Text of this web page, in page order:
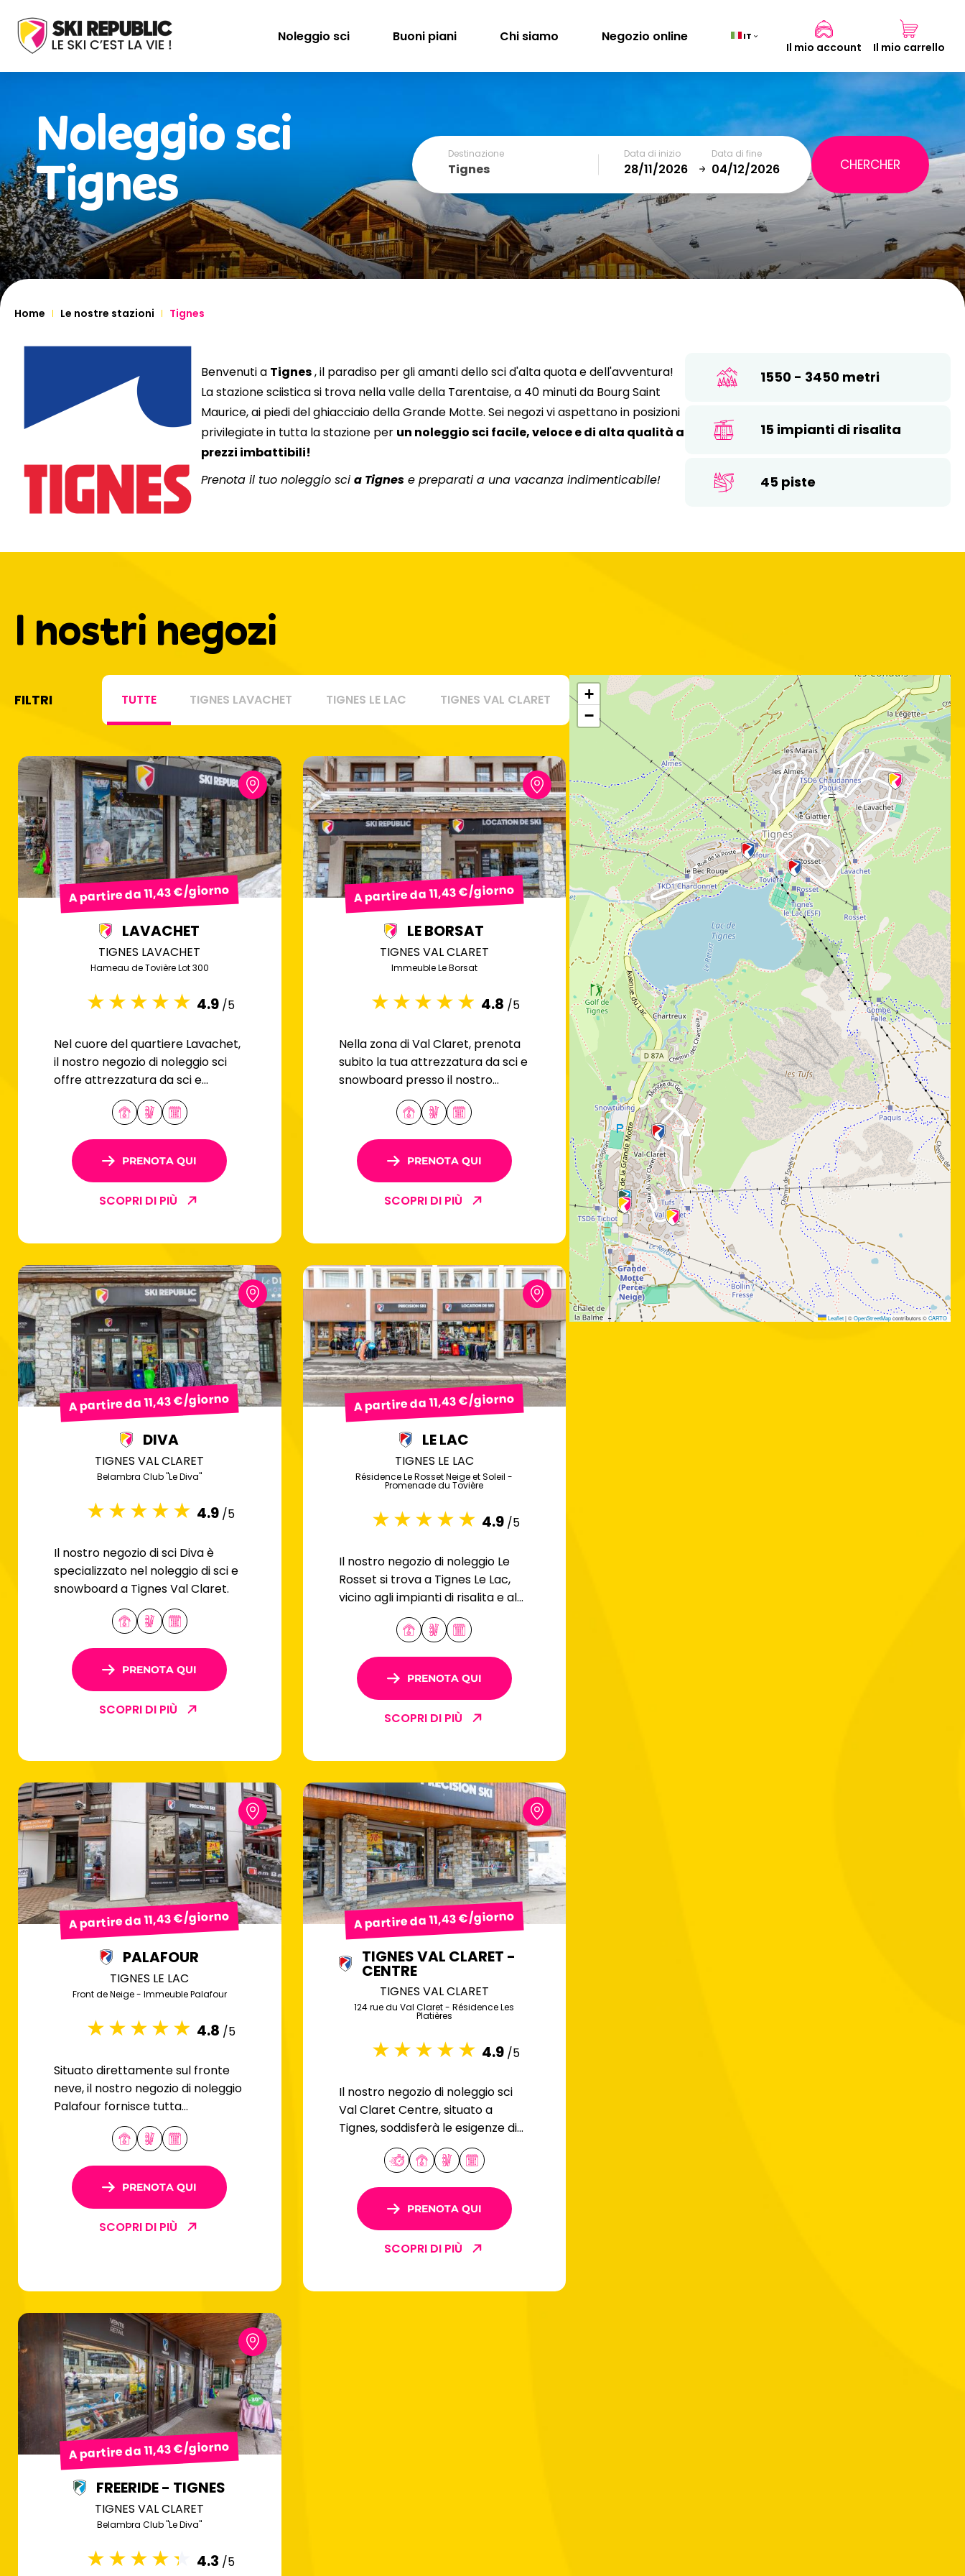
Noleggio sci Buoni piani Chi siamo Negozio online IT
Il mio account Il mio carrello
Carrello (0)
TOTALE 0,00 €
VISUALIZZA IL CARRELLO
Noleggio sci
Tignes Destinazione
Tignes
Data di inizio Data di fine
December January
MON TUE WED FRI SAT MON TUE FRI
1 2 3 4 5
6 7 8 9 10 11 12
27 28 29 30 31
3 4 5 6 7 8 9
25 27 28 29 30
Home Le nostre stazioni Tignes
Benvenuti a Tignes, il paradiso per gli amanti dello sci d'alta quota e dell'avventura!
La stazione sciistica si trova nella valle della Tarentaise, a 40 minuti da Bourg Saint
Maurice, ai piedi del ghiacciaio della Grande Motte. Sei negozi vi aspettano in posizioni
privilegiate in tutta la stazione per un noleggio sci facile, veloce e di alta qualità a
prezzi imbattibili!
Prenota il tuo noleggio sci a Tignes e preparati a una vacanza indimenticabile!
1550 - 3450 metri
15 impianti di risalita
45 piste
I nostri negozi
FILTRI TUTTE TIGNES LAVACHET TIGNES LE LAC TIGNES VAL CLARET
A partire da 11,43 €/giorno
LAVACHET
TIGNES LAVACHET
Hameau de Tovière Lot 300
4.9 /5
Nel cuore del quartiere Lavachet,
il nostro negozio di noleggio sci
offre attrezzatura da sci e
snowboard per tutti i livelli.
PRENOTA QUI
SCOPRI DI PIÙ
A partire da 11,43 €/giorno
LE BORSAT
TIGNES VAL CLARET
Immeuble Le Borsat
4.8 /5
Nella zona di Val Claret, prenota
subito la tua attrezzatura da sci e
snowboard presso il nostro
negozio di noleggio a Le Borsat.
PRENOTA QUI
SCOPRI DI PIÙ
A partire da 11,43 €/giorno
DIVA
TIGNES VAL CLARET
Belambra Club "Le Diva"
4.9 /5
Il nostro negozio di sci Diva è
specializzato nel noleggio di sci e
snowboard a Tignes Val Claret.
PRENOTA QUI
SCOPRI DI PIÙ
A partire da 11,43 €/giorno
LE LAC
TIGNES LE LAC
Résidence Le Rosset Neige et Soleil -
Promenade du Tovière
4.9 /5
Il nostro negozio di noleggio Le
Rosset si trova a Tignes Le Lac,
vicino agli impianti di risalita e al
fronte neve.
PRENOTA QUI
SCOPRI DI PIÙ
A partire da 11,43 €/giorno
PALAFOUR
TIGNES LE LAC
Front de Neige - Immeuble Palafour
4.8 /5
Situato direttamente sul fronte
neve, il nostro negozio di noleggio
Palafour fornisce tutta
l'attrezzatura necessaria per
garantire un soggiorno
la famiglia.
PRENOTA QUI
SCOPRI DI PIÙ
A partire da 11,43 €/giorno
TIGNES VAL CLARET -
CENTRE
TIGNES VAL CLARET
124 rue du Val Claret - Résidence Les
Platières
4.9 /5
Il nostro negozio di noleggio sci
Val Claret Centre, situato a
Tignes, soddisferà le esigenze di
tutti gli appassionati di sport
invernali, dai principianti agli
PRENOTA QUI
SCOPRI DI PIÙ
A partire da 11,43 €/giorno
FREERIDE - TIGNES
TIGNES VAL CLARET
Belambra Club "Le Diva"
4.3 /5
+
−
Leaflet|©OpenStreetMapcontributors ©CARTO